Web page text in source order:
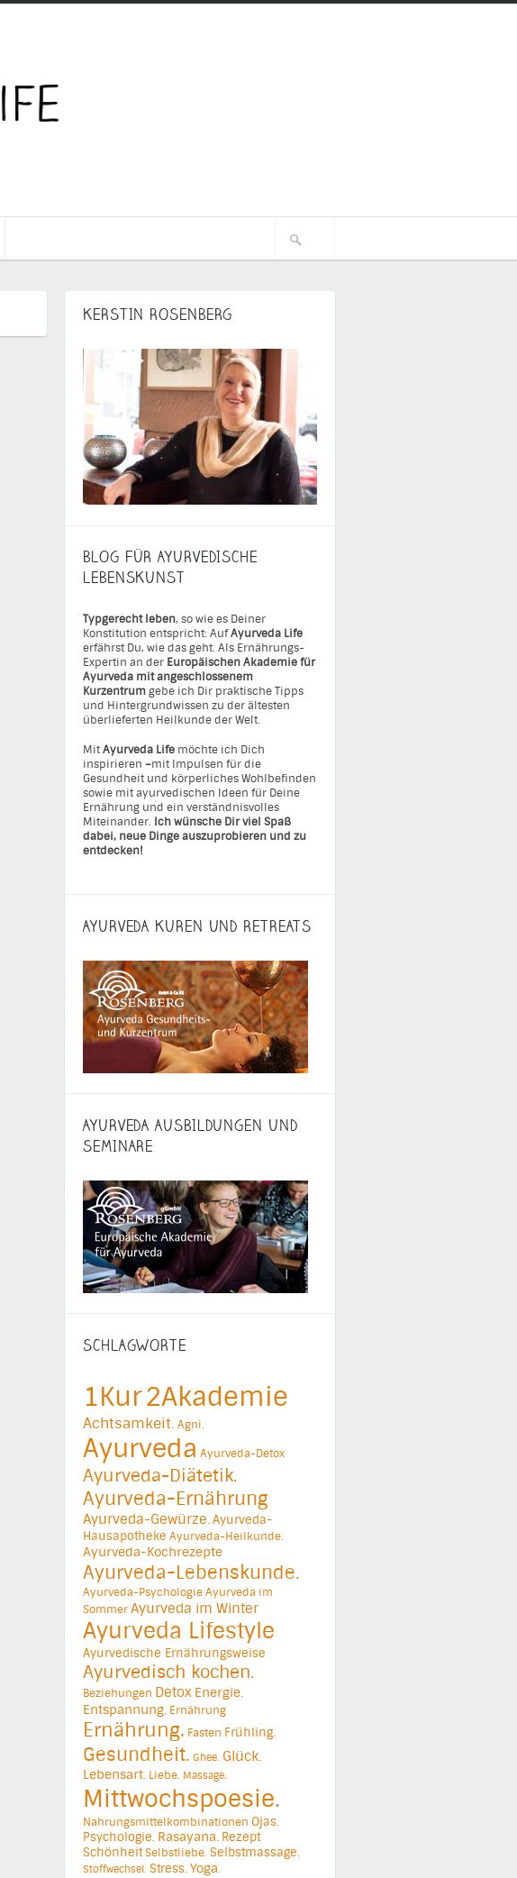
PositivKERSTIN ROSENBERG
BLOG FÜR AYURVEDISCHE
LEBENSKUNST
Typgerecht leben, so wie es Deiner
Konstitution entspricht: AufAyurveda Life
erfährst Du, wie das geht. Als Ernährungs-
Expertin an der Europäischen Akademie für
Ayurveda mit angeschlossenem
Kurzentrumgebe ich Dir praktische Tipps
und Hintergrundwissen zu der ältesten
überlieferten Heilkunde der Welt.
MitAyurveda Life möchte ich Dich
inspirieren –mit Impulsen für die
Gesundheit und körperliches Wohlbefinden
sowie mit ayurvedischen Ideen für Deine
Ernährung und ein verständnisvolles
Miteinander. Ich wünsche Dir viel Spaß
dabei, neue Dinge auszuprobieren und zu
entdecken!
AYURVEDA KUREN UND RETREATS
AYURVEDA AUSBILDUNGEN UND
SEMINARE
SCHLAGWORTE
1Kur2Akademie
Achtsamkeit. Agni.
Ayurveda Ayurveda-Detox
Ayurveda-Diätetik.
Ayurveda-Ernährung
Ayurveda-Gewürze.Ayurveda-
Hausapotheke Ayurveda-Heilkunde.
Ayurveda-Kochrezepte
Ayurveda-Lebenskunde.
Ayurveda-PsychologieAyurveda im
SommerAyurveda im Winter
Ayurveda Lifestyle
Ayurvedische Ernährungsweise
Ayurvedisch kochen.
Beziehungen Detox Energie.
Entspannung. Ernährung
Ernährung. Fasten Frühling.
Gesundheit. Ghee. Glück.
Lebensart. Liebe. Massage.
Mittwochspoesie.
Nahrungsmittelkombinationen Ojas.
Psychologie. Rasayana. Rezept
SchönheitSelbstliebe. Selbstmassage.
Stoffwechsel. Stress.Yoga.